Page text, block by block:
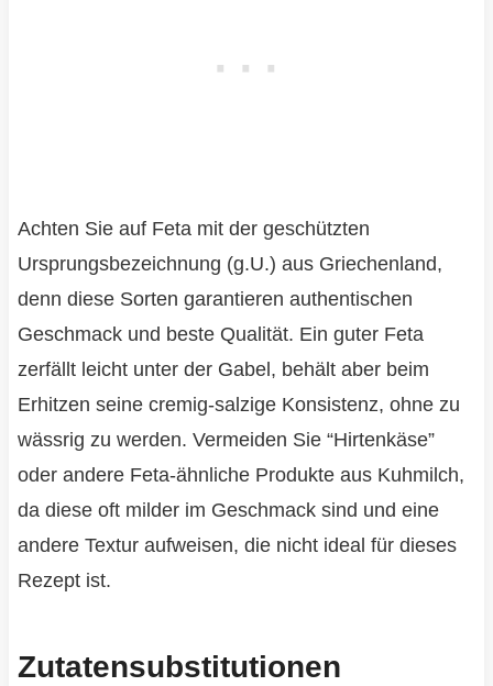
Achten Sie auf Feta mit der geschützten
Ursprungsbezeichnung (g.U.) aus Griechenland,
denn diese Sorten garantieren authentischen
Geschmack und beste Qualität. Ein guter Feta
zerfällt leicht unter der Gabel, behält aber beim
Erhitzen seine cremig-salzige Konsistenz, ohne zu
wässrig zu werden. Vermeiden Sie “Hirtenkäse”
oder andere Feta-ähnliche Produkte aus Kuhmilch,
da diese oft milder im Geschmack sind und eine
andere Textur aufweisen, die nicht ideal für dieses
Rezept ist.
Zutatensubstitutionen